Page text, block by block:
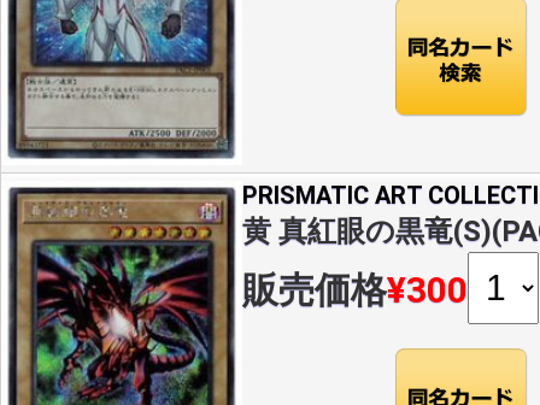
PRISMATIC ART
黄 真紅眼の黒竜
販売価格¥300